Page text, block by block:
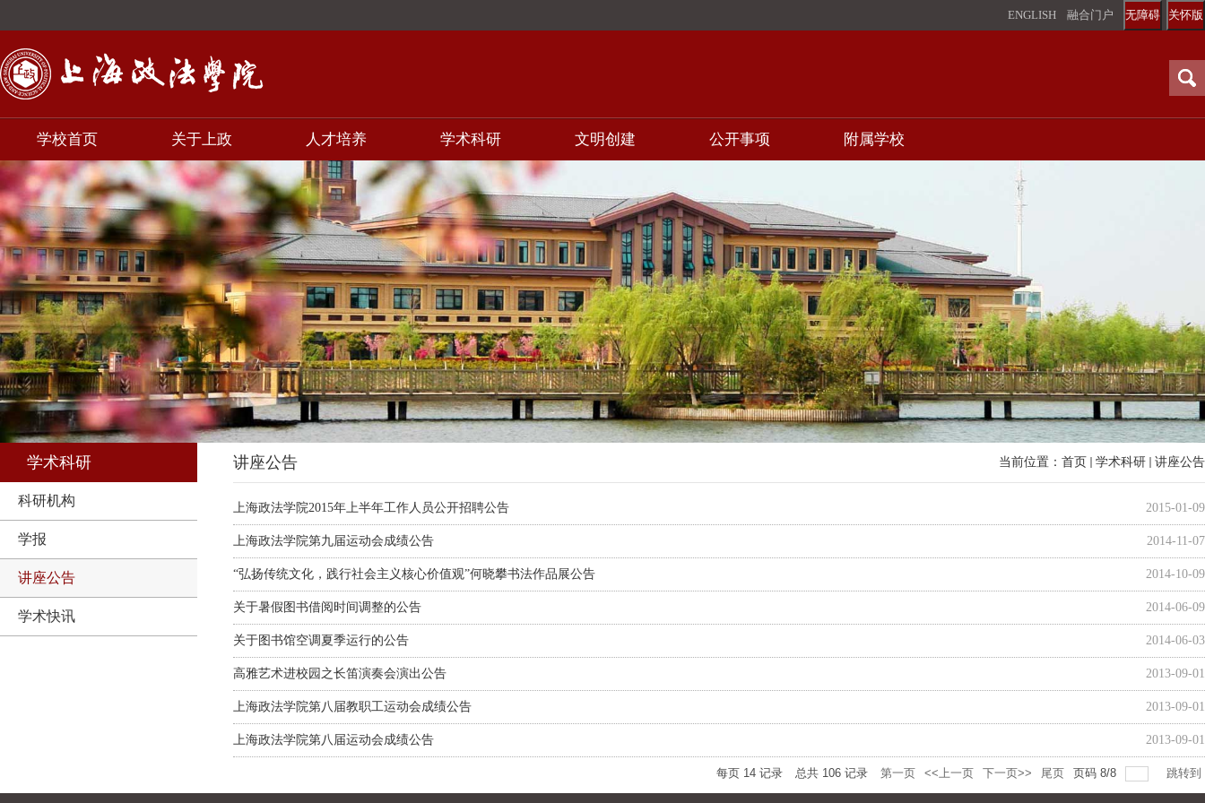
关怀版
无障碍
ENGLISH 融合门户
学校首页 关于上政 人才培养 学术科研 文明创建 公开事项 附属学校
学术科研
科研机构
学报
讲座公告
学术快讯
讲座公告 当前位置： 首页 学术科研 讲座公告
上海政法学院2015年上半年工作人员公开招聘公告 2015-01-09
上海政法学院第九届运动会成绩公告 2014-11-07
“弘扬传统文化，践行社会主义核心价值观”何晓攀书法作品展公告 2014-10-09
关于暑假图书借阅时间调整的公告 2014-06-09
关于图书馆空调夏季运行的公告 2014-06-03
高雅艺术进校园之长笛演奏会演出公告 2013-09-01
上海政法学院第八届教职工运动会成绩公告 2013-09-01
上海政法学院第八届运动会成绩公告 2013-09-01
每页 14 记录 总共 106 记录 第一页 <<上一页 下一页>> 尾页 页码 8/8 跳转到